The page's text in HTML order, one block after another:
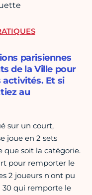
parisiennes
de la Ville pour
Et si
au
sur un court,
joue en 2 sets
que soit la catégorie.
pour remporter le
2 joueurs n'ont pu
30 qui remporte le